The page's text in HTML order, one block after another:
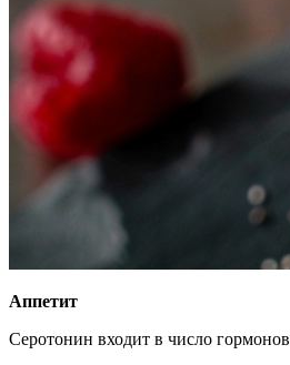
Аппетит
Серотонин входит в число